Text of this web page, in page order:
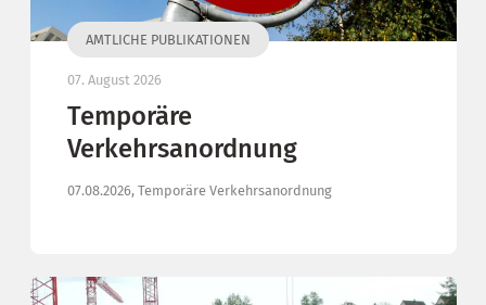
AMTLICHE PUBLIKATIONEN
07. August 2026
Temporäre
Verkehrsanordnung
07.08.2026, Temporäre Verkehrsanordnung